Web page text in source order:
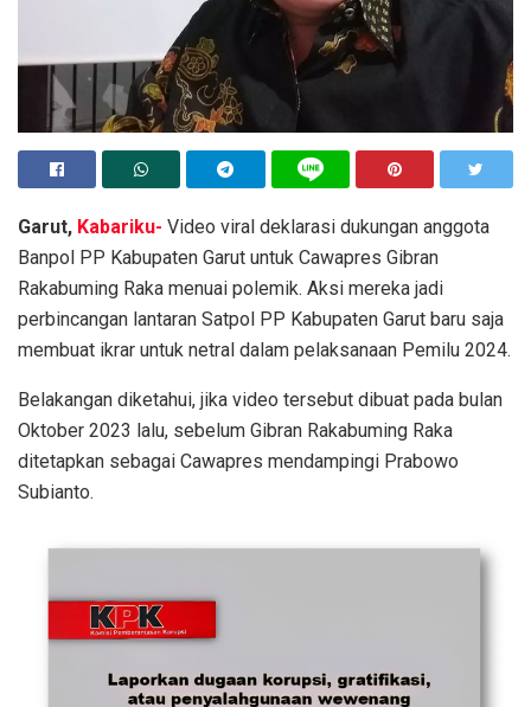
Garut, Kabariku- Video viral deklarasi dukungan anggota
Banpol PP Kabupaten Garut untuk Cawapres Gibran
Rakabuming Raka menuai polemik. Aksi mereka jadi
perbincangan lantaran Satpol PP Kabupaten Garut baru saja
membuat ikrar untuk netral dalam pelaksanaan Pemilu 2024.
Belakangan diketahui, jika video tersebut dibuat pada bulan
Oktober 2023 lalu, sebelum Gibran Rakabuming Raka
ditetapkan sebagai Cawapres mendampingi Prabowo
Subianto.